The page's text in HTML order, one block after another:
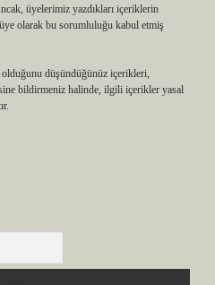
üyelerimiz yazdıkları içeriklerin
olarak bu sorumluluğu kabul etmiş
olduğunu düşündüğünüz içerikleri,
bildirmeniz halinde, ilgili içerikler yasal